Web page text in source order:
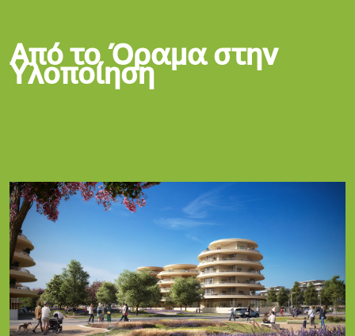
Από το Όραμα στην
Υλοποίηση